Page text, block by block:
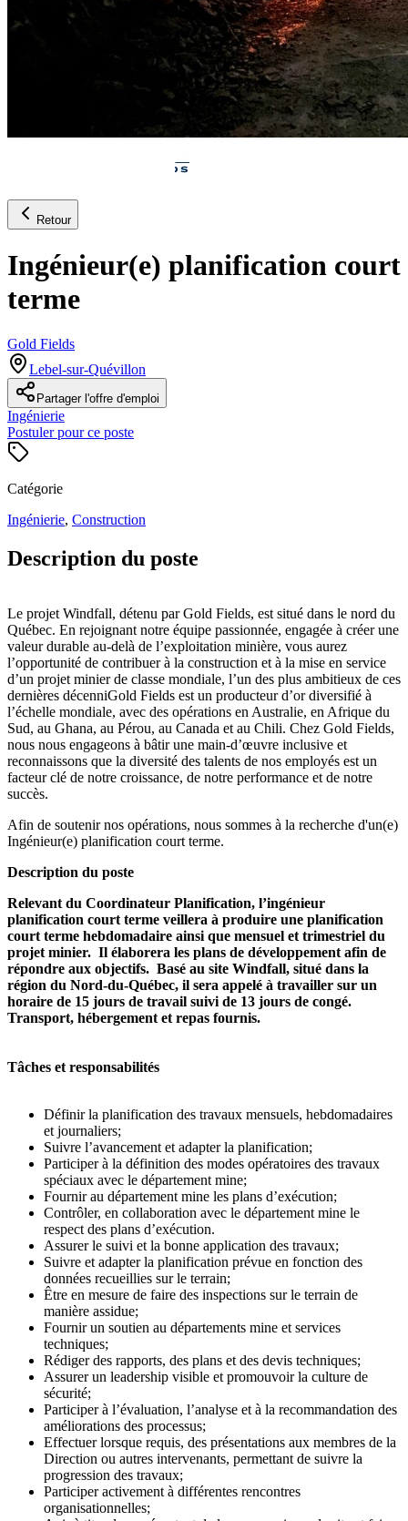
Retour
Ingénieur(e) planification court
terme
Gold Fields
Lebel-sur-Quévillon
Partager l'offre d'emploi
Ingénierie
Postuler pour ce poste
Catégorie
Ingénierie, Construction
Description du poste
Le projet Windfall, détenu par Gold Fields, est situé dans le nord du
Québec. En rejoignant notre équipe passionnée, engagée à créer une
valeur durable au-delà de l’exploitation minière, vous aurez
l’opportunité de contribuer à la construction et à la mise en service
d’un projet minier de classe mondiale, l’un des plus ambitieux de ces
dernières décenniGold Fields est un producteur d’or diversifié à
l’échelle mondiale, avec des opérations en Australie, en Afrique du
Sud, au Ghana, au Pérou, au Canada et au Chili. Chez Gold Fields,
nous nous engageons à bâtir une main-d’œuvre inclusive et
reconnaissons que la diversité des talents de nos employés est un
facteur clé de notre croissance, de notre performance et de notre
succès.
Afin de soutenir nos opérations, nous sommes à la recherche d'un(e)
Ingénieur(e) planification court terme.
Description du poste
Relevant du Coordinateur Planification, l’ingénieur
planification court terme veillera à produire une planification
court terme hebdomadaire ainsi que mensuel et trimestriel du
projet minier. Il élaborera les plans de développement afin de
répondre aux objectifs. Basé au site Windfall, situé dans la
région du Nord-du-Québec, il sera appelé à travailler sur un
horaire de 15 jours de travail suivi de 13 jours de congé.
Transport, hébergement et repas fournis.
Tâches et responsabilités
Définir la planification des travaux mensuels, hebdomadaires
et journaliers;
Suivre l’avancement et adapter la planification;
Participer à la définition des modes opératoires des travaux
spéciaux avec le département mine;
Fournir au département mine les plans d’exécution;
Contrôler, en collaboration avec le département mine le
respect des plans d’exécution.
Assurer le suivi et la bonne application des travaux;
Suivre et adapter la planification prévue en fonction des
données recueillies sur le terrain;
Être en mesure de faire des inspections sur le terrain de
manière assidue;
Fournir un soutien au départements mine et services
techniques;
Rédiger des rapports, des plans et des devis techniques;
Assurer un leadership visible et promouvoir la culture de
sécurité;
Participer à l’évaluation, l’analyse et à la recommandation des
améliorations des processus;
Effectuer lorsque requis, des présentations aux membres de la
Direction ou autres intervenants, permettant de suivre la
progression des travaux;
Participer activement à différentes rencontres
organisationnelles;